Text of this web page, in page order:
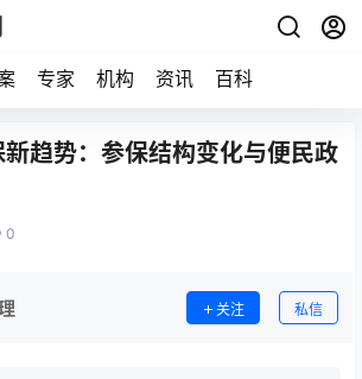
专家 机构 资讯 百科
趋势：参保结构变化与便民政
0
关注 私信